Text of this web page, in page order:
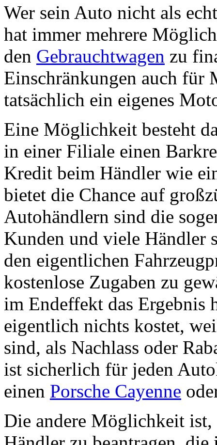
Wer sein Auto nicht als
hat immer mehrere
den Gebrauchtwagen zu
Einschränkungen auch für
tatsächlich ein eigenes
Eine Möglichkeit besteht
in einer Filiale einen
Kredit beim Händler wie
bietet die Chance auf
Autohändlern sind die
Kunden und viele Händler
den eigentlichen
kostenlose Zugaben zu
im Endeffekt das Ergebnis
eigentlich nichts kostet,
sind, als Nachlass oder
ist sicherlich für jeden
einen Porsche Cayenne
Die andere Möglichkeit